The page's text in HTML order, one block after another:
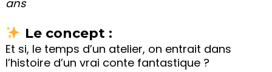
ans
Le concept :
Et si, le temps d’un atelier, on entrait dans
l’histoire d’un vrai conte fantastique ?